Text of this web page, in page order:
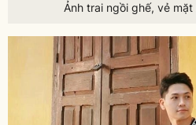
Ảnh trai ngồi ghế, vẻ